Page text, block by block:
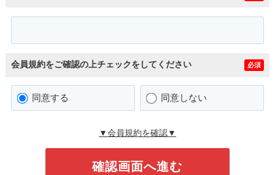
会員規約をご確認の上チェックをしてください 必須
同意する 同意しない
▼会員規約を確認▼